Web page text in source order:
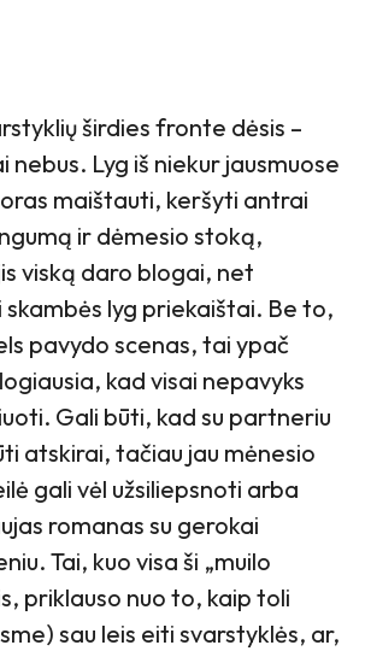
širdies fronte dėsis –
nebus. Lyg iš niekur jausmuose
maištauti, keršyti antrai
ir dėmesio stoką,
viską daro blogai, net
lyg priekaištai. Be to,
pavydo scenas, tai ypač
kad visai nepavyks
Gali būti, kad su partneriu
atskirai, tačiau jau mėnesio
gali vėl užsiliepsnoti arba
romanas su gerokai
Tai, kuo visa ši „muilo
priklauso nuo to, kaip toli
sau leis eiti svarstyklės, ar,